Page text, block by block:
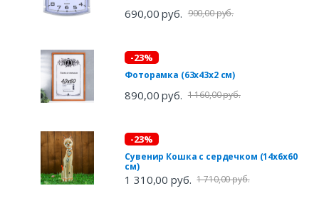
690,00 руб. 900,00 руб.
-23%
Фоторамка (63х43х2 см)
890,00 руб. 1 160,00 руб.
-23%
Сувенир Кошка с сердечком (14х6х60
см)
1 310,00 руб. 1 710,00 руб.